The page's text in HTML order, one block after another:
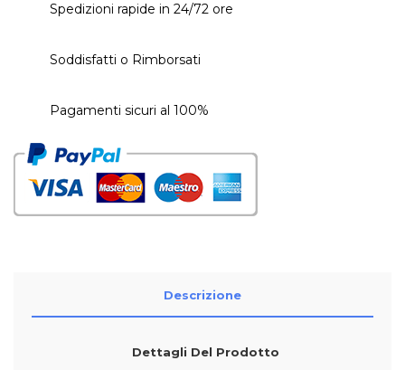
Spedizioni rapide in 24/72 ore
Soddisfatti o Rimborsati
Pagamenti sicuri al 100%
Descrizione
Dettagli Del Prodotto